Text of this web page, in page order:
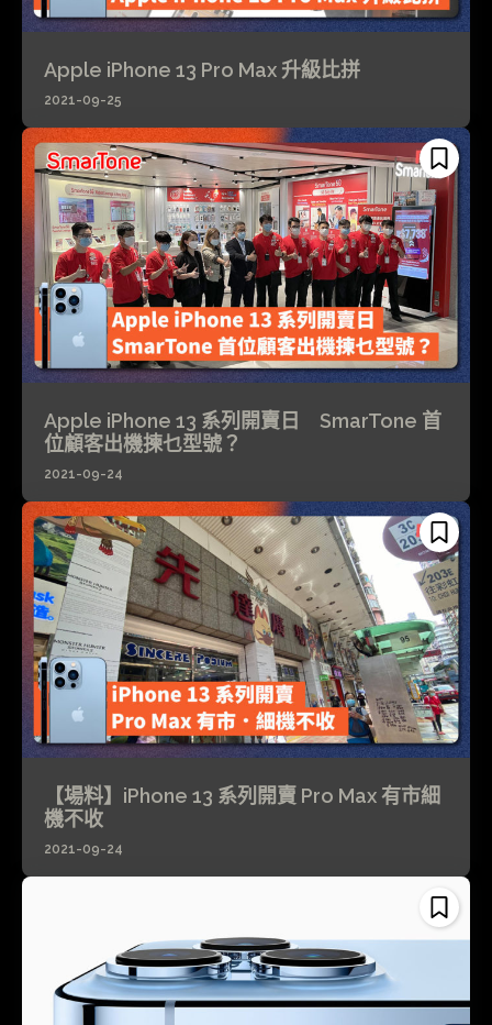
Apple iPhone 13 Pro Max 升級比拼
2021-09-25
Apple iPhone 13 系列開賣日 SmarTone 首
位顧客出機揀乜型號？
2021-09-24
【場料】iPhone 13 系列開賣 Pro Max 有市細
機不收
2021-09-24